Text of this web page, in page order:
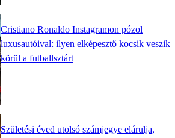
Cristiano Ronaldo Instagramon pózol
luxusautóival: ilyen elképesztő kocsik veszik
körül a futballsztárt
Születési éved utolsó számjegye elárulja,